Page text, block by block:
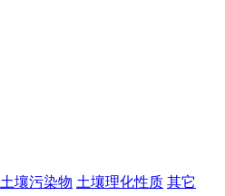
土壤污染物 土壤理化性质 其它